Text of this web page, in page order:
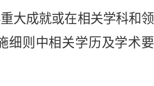
大成就或在相关学科和领
细则中相关学历及学术要